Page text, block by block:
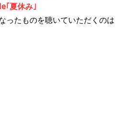
｢夏休み｣
ったものを聴いていただくのは